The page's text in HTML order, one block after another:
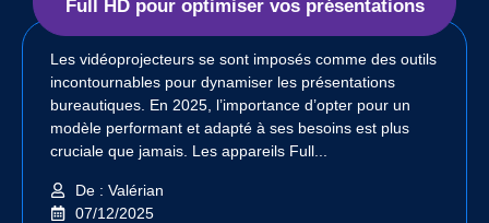
Full HD pour optimiser vos présentations
Les vidéoprojecteurs se sont imposés comme des outils
incontournables pour dynamiser les présentations
bureautiques. En 2025, l’importance d’opter pour un
modèle performant et adapté à ses besoins est plus
cruciale que jamais. Les appareils Full...
De : Valérian
07/12/2025